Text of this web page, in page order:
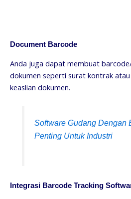
Document Barcode
Anda juga dapat membuat
dokumen seperti surat kontrak
keaslian dokumen.
Software Gudang Dengan
Penting Untuk Industri
Integrasi Barcode Tracking